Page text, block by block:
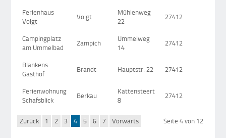
Ferienhaus
Voigt
Voigt
Mühlenweg
22
27412
Campingplatz
am Ummelbad
Zampich
Ummelweg
14
27412
Blankens
Gasthof
Brandt Hauptstr. 22 27412
Ferienwohnung
Schafsblick
Berkau
Kattensteert
8
27412
Seite 4 von 12
Zurück 1 2 3 4 5 6 7 Vorwärts